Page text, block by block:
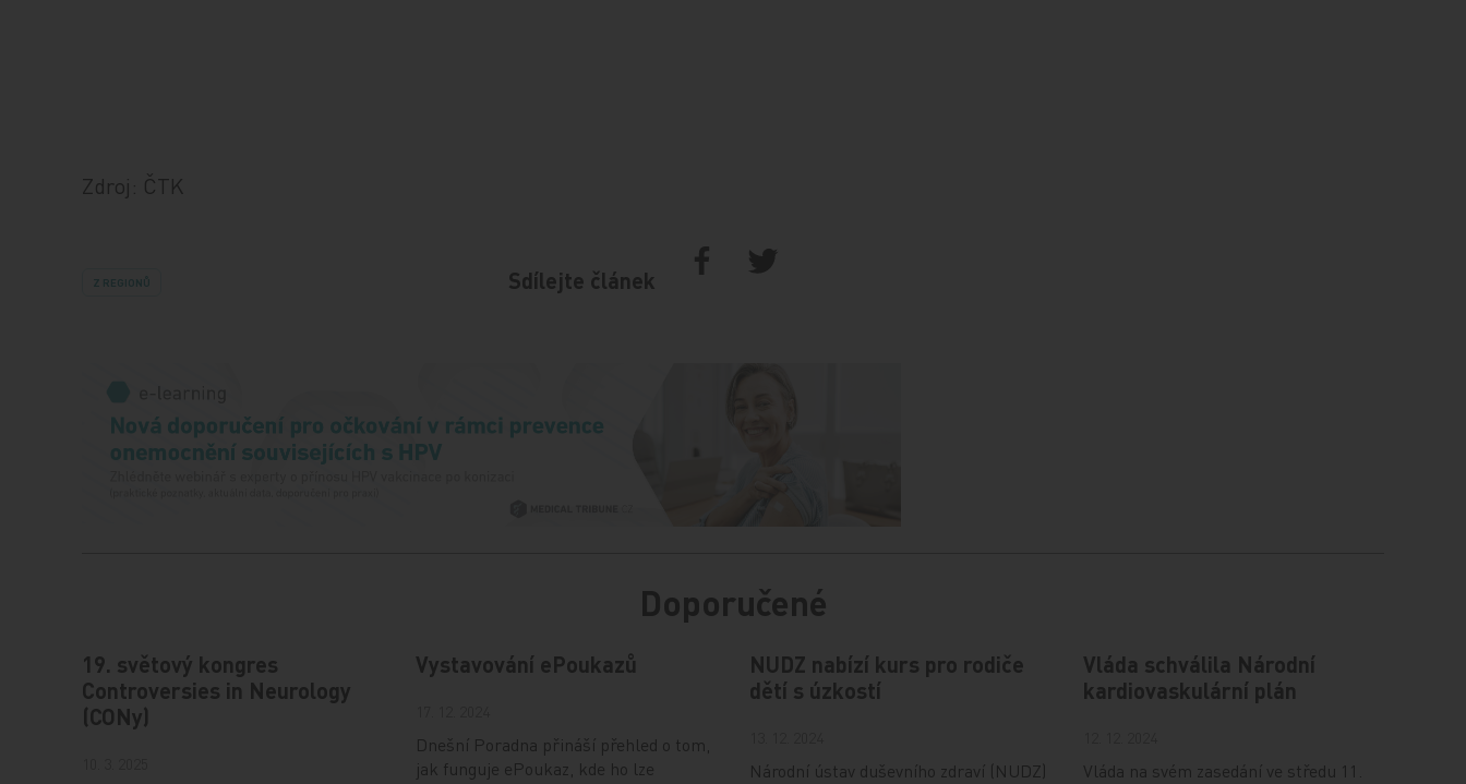
Zdroj: ČTK
Z REGIONŮ Sdílejte článek
Doporučené
19. světový kongres
Controversies in Neurology
(CONy)
Vystavování ePoukazů
Dnešní Poradna přináší přehled o tom,
jak funguje ePoukaz, kde ho lze
NUDZ nabízí kurs pro rodiče
dětí s úzkostí
Národní ústav duševního zdraví (NUDZ)
Vláda schválila Národní
kardiovaskulární plán
Vláda na svém zasedání ve středu 11.